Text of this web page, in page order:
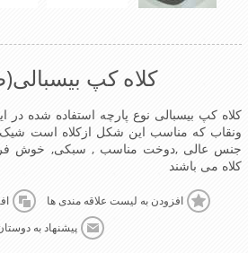
کلاه کپ
کلاه کپ بیسبالی نوع پارچه استفاده شده در
ونقاب که مناسب این شکل ازکلاه است
جنس عالی ,دوخت مناسب , سبکی, خوش
کلاه می باشند
افزودن به لیست علاقه مندی ها
پیشنهاد به